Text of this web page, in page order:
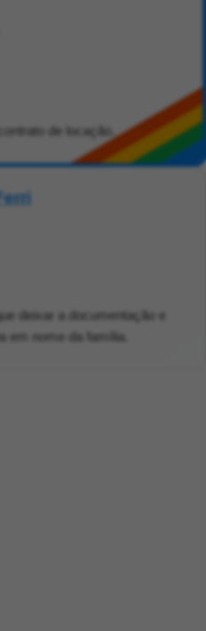
de locação.
deixar a documentação e
em nome da família.